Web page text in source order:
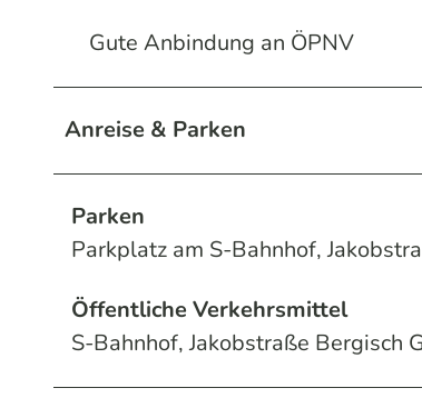
Gute Anbindung an ÖPNV
Anreise & Parken
Parken
Parkplatz am S-Bahnhof,
Öffentliche Verkehrsmittel
S-Bahnhof, Jakobstraße Bergisch